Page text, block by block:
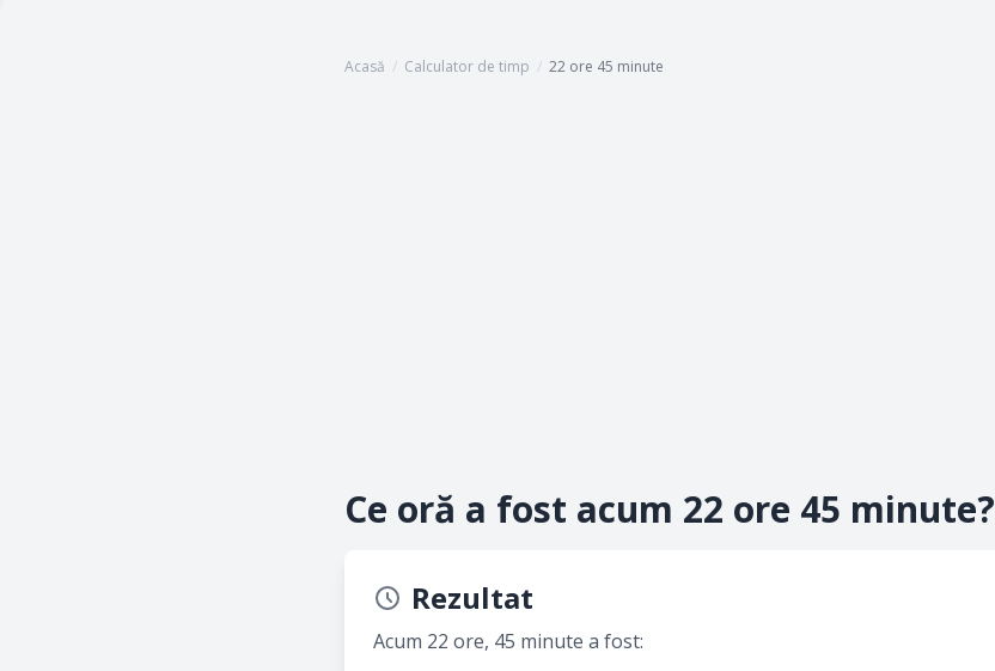
Acasă / Calculator de timp / 22 ore 45 minute
Ce oră a fost acum 22 ore 45 minute?
Rezultat
Acum 22 ore, 45 minute a fost: